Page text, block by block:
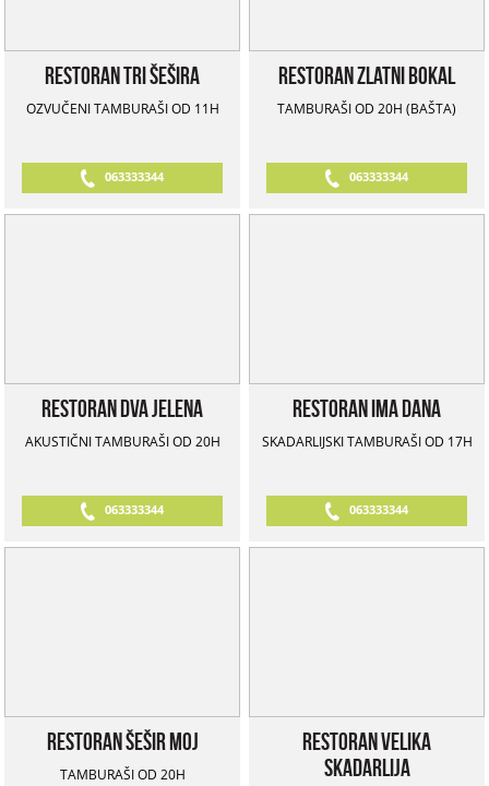
Restoran Tri Šešira
OZVUČENI TAMBURAŠI OD 11H
063333344
Restoran Zlatni Bokal
TAMBURAŠI OD 20H (BAŠTA)
063333344
Restoran Dva Jelena
AKUSTIČNI TAMBURAŠI OD 20H
063333344
Restoran Ima Dana
SKADARLIJSKI TAMBURAŠI OD 17H
063333344
Restoran Šešir Moj
TAMBURAŠI OD 20H
Restoran Velika
Skadarlija